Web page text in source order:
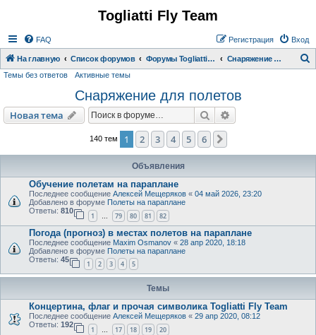
Togliatti Fly Team
FAQ Вход
Регистрация
На главную Список форумов Форумы Togliatti Fly Team Снаряжение для полетов
Темы без ответов Активные темы
Снаряжение для полетов
Новая тема
Новаятема Поиск
140 тем 1 2 3 4 5 6
Объявления
Обучение полетам на параплане
Последнее сообщение Алексей Мещеряков « 04 май 2026, 23:20
Добавлено в форуме Полеты на параплане
Ответы: 810
1 … 79 80 81 82
Погода (прогноз) в местах полетов на параплане
Последнее сообщение Maxim Osmanov « 28 апр 2020, 18:18
Добавлено в форуме Полеты на параплане
Ответы: 45
1 2 3 4 5
Темы
Концертина, флаг и прочая символика Togliatti Fly Team
Последнее сообщение Алексей Мещеряков « 29 апр 2020, 08:12
Ответы: 192
1 … 17 18 19 20